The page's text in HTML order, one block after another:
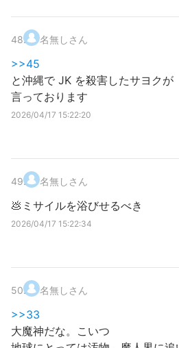
48. 名無しさん
>>45
と沖縄で JK を殺害したサヨクが
言っております
2026/04/17 15:22:20
49. 名無しさん
💩ミサイルを浴びせるべき
2026/04/17 15:22:34
50. 名無しさん
>>33
大魔神だな。こいつ